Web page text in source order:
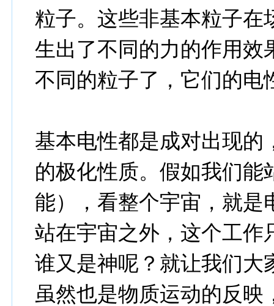
粒子。这些非基本粒子在
生出了不同的力的作用效
不同的粒子了，它们的电
基本电性都是成对出现的
的极化性质。假如我们能
能），看整个宇宙，就是
站在宇宙之外，这个工作
谁又是神呢？就让我们大
虽然也是物质运动的反